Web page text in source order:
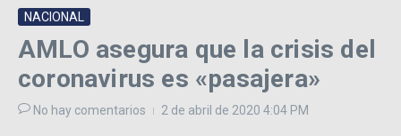
NACIONAL
AMLO asegura que la crisis del
coronavirus es «pasajera»
No hay comentarios 2 de abril de 2020 4:04 PM